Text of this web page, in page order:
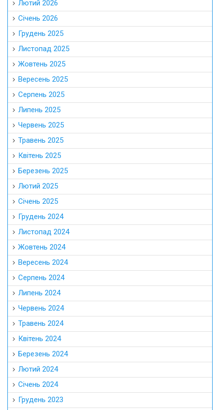
Лютий 2026
Січень 2026
Грудень 2025
Листопад 2025
Жовтень 2025
Вересень 2025
Серпень 2025
Липень 2025
Червень 2025
Травень 2025
Квітень 2025
Березень 2025
Лютий 2025
Січень 2025
Грудень 2024
Листопад 2024
Жовтень 2024
Вересень 2024
Серпень 2024
Липень 2024
Червень 2024
Травень 2024
Квітень 2024
Березень 2024
Лютий 2024
Січень 2024
Грудень 2023